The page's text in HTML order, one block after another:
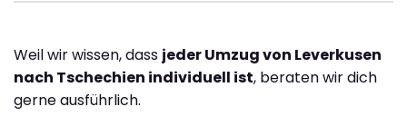
Weil wir wissen, dass jeder Umzug von Leverkusen
nach Tschechien individuell ist, beraten wir dich
gerne ausführlich.